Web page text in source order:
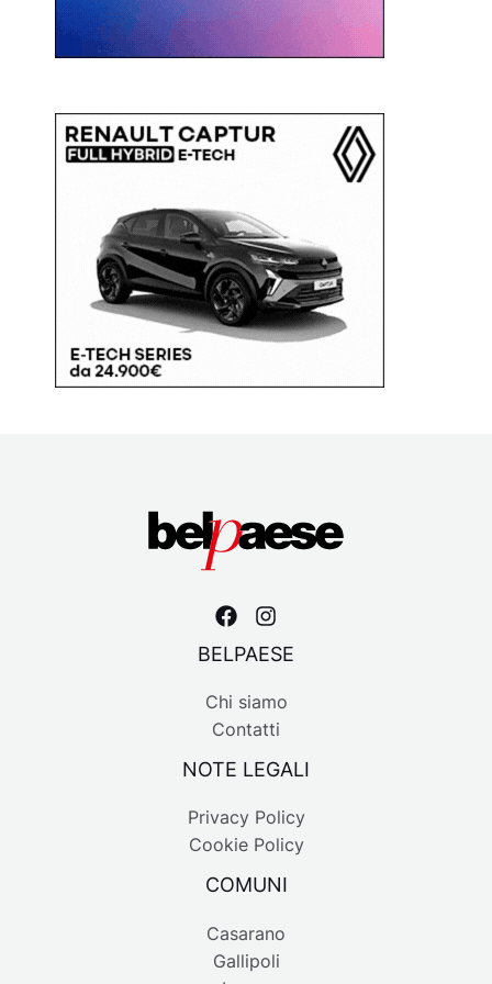
BELPAESE
Chi siamo
Contatti
NOTE LEGALI
Privacy Policy
Cookie Policy
COMUNI
Casarano
Gallipoli